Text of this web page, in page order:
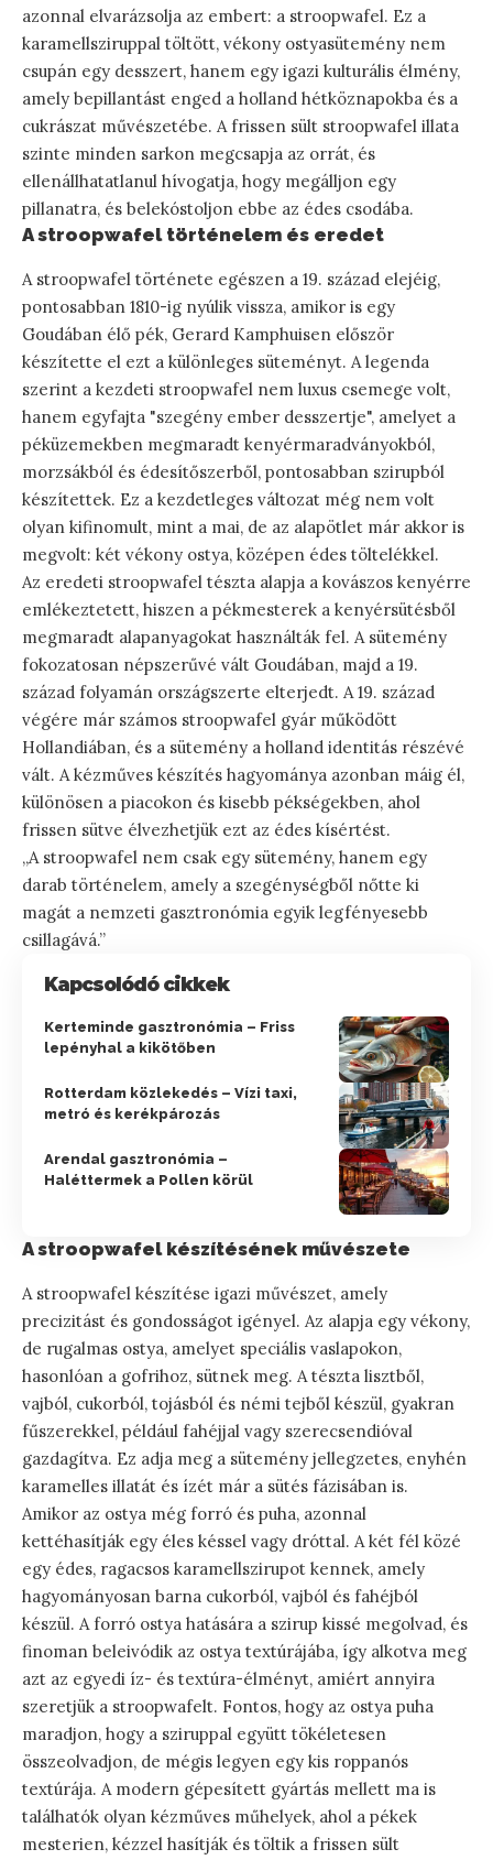
azonnal elvarázsolja az embert: a stroopwafel. Ez a
karamellsziruppal töltött, vékony ostyasütemény nem
csupán egy desszert, hanem egy igazi kulturális élmény,
amely bepillantást enged a holland hétköznapokba és a
cukrászat művészetébe. A frissen sült stroopwafel illata
szinte minden sarkon megcsapja az orrát, és
ellenállhatatlanul hívogatja, hogy megálljon egy
pillanatra, és belekóstoljon ebbe az édes csodába.
A stroopwafel történelem és eredet
A stroopwafel története egészen a 19. század elejéig,
pontosabban 1810-ig nyúlik vissza, amikor is egy
Goudában élő pék, Gerard Kamphuisen először
készítette el ezt a különleges süteményt. A legenda
szerint a kezdeti stroopwafel nem luxus csemege volt,
hanem egyfajta "szegény ember desszertje", amelyet a
péküzemekben megmaradt kenyérmaradványokból,
morzsákból és édesítőszerből, pontosabban szirupból
készítettek. Ez a kezdetleges változat még nem volt
olyan kifinomult, mint a mai, de az alapötlet már akkor is
megvolt: két vékony ostya, középen édes töltelékkel.
Az eredeti stroopwafel tészta alapja a kovászos kenyérre
emlékeztetett, hiszen a pékmesterek a kenyérsütésből
megmaradt alapanyagokat használták fel. A sütemény
fokozatosan népszerűvé vált Goudában, majd a 19.
század folyamán országszerte elterjedt. A 19. század
végére már számos stroopwafel gyár működött
Hollandiában, és a sütemény a holland identitás részévé
vált. A kézműves készítés hagyománya azonban máig él,
különösen a piacokon és kisebb pékségekben, ahol
frissen sütve élvezhetjük ezt az édes kísértést.
„A stroopwafel nem csak egy sütemény, hanem egy
darab történelem, amely a szegénységből nőtte ki
magát a nemzeti gasztronómia egyik legfényesebb
csillagává.”
Kapcsolódó cikkek
Kerteminde gasztronómia – Friss
lepényhal a kikötőben
Rotterdam közlekedés – Vízi taxi,
metró és kerékpározás
Arendal gasztronómia –
Haléttermek a Pollen körül
A stroopwafel készítésének művészete
A stroopwafel készítése igazi művészet, amely
precizitást és gondosságot igényel. Az alapja egy vékony,
de rugalmas ostya, amelyet speciális vaslapokon,
hasonlóan a gofrihoz, sütnek meg. A tészta lisztből,
vajból, cukorból, tojásból és némi tejből készül, gyakran
fűszerekkel, például fahéjjal vagy szerecsendióval
gazdagítva. Ez adja meg a sütemény jellegzetes, enyhén
karamelles illatát és ízét már a sütés fázisában is.
Amikor az ostya még forró és puha, azonnal
kettéhasítják egy éles késsel vagy dróttal. A két fél közé
egy édes, ragacsos karamellszirupot kennek, amely
hagyományosan barna cukorból, vajból és fahéjból
készül. A forró ostya hatására a szirup kissé megolvad, és
finoman beleivódik az ostya textúrájába, így alkotva meg
azt az egyedi íz- és textúra-élményt, amiért annyira
szeretjük a stroopwafelt. Fontos, hogy az ostya puha
maradjon, hogy a sziruppal együtt tökéletesen
összeolvadjon, de mégis legyen egy kis roppanós
textúrája. A modern gépesített gyártás mellett ma is
találhatók olyan kézműves műhelyek, ahol a pékek
mesterien, kézzel hasítják és töltik a frissen sült